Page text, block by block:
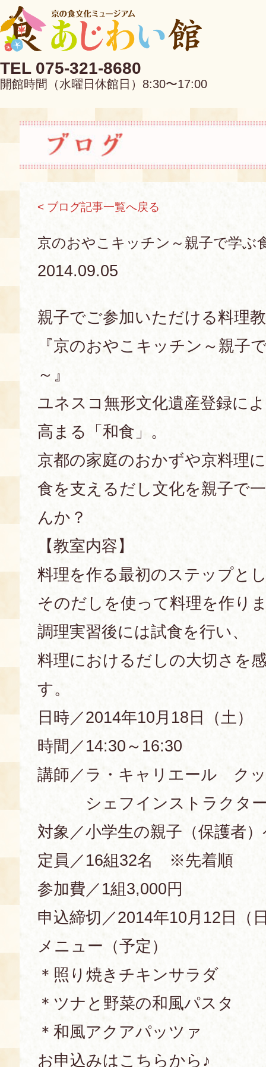
TEL 075-321-8680
開館時間（水曜日休館日）8:30〜17:00
EN 中文
当館について
京の食文化について
FAQ
料理教室
食の海援隊・陸援隊 会員限定
お土産コーナー
レンタル
備品リスト
空き状況・ご予約
使用料・お支払い方法
食の語り部の部屋
展示見学
講演会付き料理教室
あじわい館弁当
< ブログ記事一覧へ戻る
京のおやこキッチン～親子で学ぶ
2014.09.05
親子でご参加いただける料理
『京のおやこキッチン～親子
～』
ユネスコ無形文化遺産登録に
高まる「和食」。
京都の家庭のおかずや京料理
食を支えるだし文化を親子で
んか？
【教室内容】
料理を作る最初のステップと
そのだしを使って料理を作り
調理実習後には試食を行い、
料理におけるだしの大切さを
す。
日時／2014年10月18日（土）
時間／14:30～16:30
講師／ラ・キャリエール ク
シェフインストラクタ
対象／小学生の親子（保護者
定員／16組32名 ※先着順
参加費／1組3,000円
申込締切／2014年10月12日（
メニュー（予定）
＊照り焼きチキンサラダ
＊ツナと野菜の和風パスタ
＊和風アクアパッツァ
お申込みはこちらから♪